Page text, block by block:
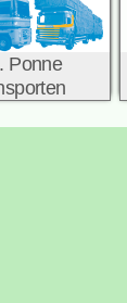
Ponne